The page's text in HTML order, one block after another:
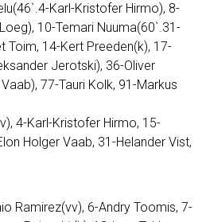
Karl-Kristofer Hirmo), 8-
10-Temari Nuuma(60`.31-
Toim, 14-Kert Preeden(k), 17-
Jerotski), 36-Oliver
77-Tauri Kolk, 91-Markus
4-Karl-Kristofer Hirmo, 15-
Holger Vaab, 31-Helander Vist,
Ramirez(vv), 6-Andry Toomis, 7-